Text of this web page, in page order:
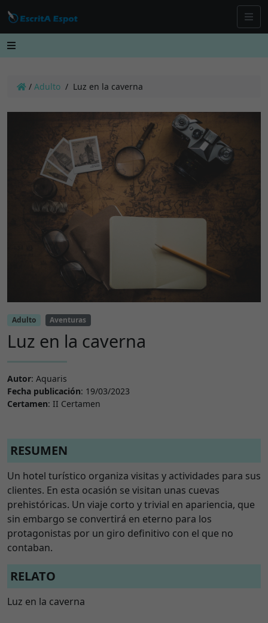
/ Adulto / Luz en la caverna
Adulto Aventuras
Luz en la caverna
Autor: Aquaris
Fecha publicación: 19/03/2023
Certamen: II Certamen
RESUMEN
Un hotel turístico organiza visitas y actividades para sus
clientes. En esta ocasión se visitan unas cuevas
prehistóricas. Un viaje corto y trivial en apariencia, que
sin embargo se convertirá en eterno para los
protagonistas por un giro definitivo con el que no
contaban.
RELATO
Luz en la caverna